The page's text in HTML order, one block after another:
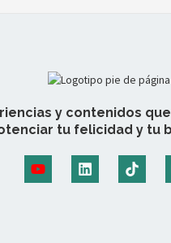
y contenidos
tu felicidad y tu